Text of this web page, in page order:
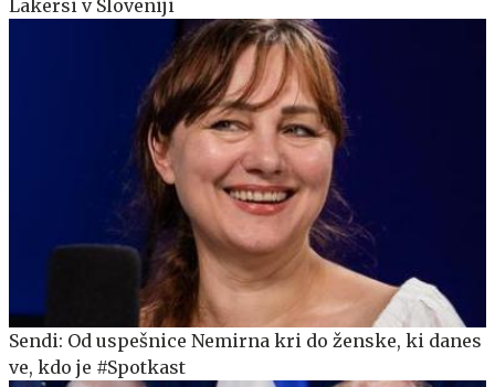
Lakersi v Sloveniji
Sendi: Od uspešnice Nemirna kri do ženske, ki danes
ve, kdo je #Spotkast